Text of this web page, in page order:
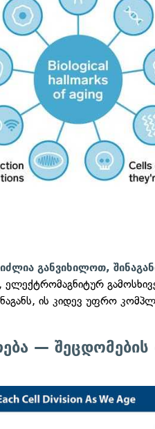
განვიხილოთ,
ელექტრომაგნიტურ
ის კიდევ უფრო
— შეცდომების